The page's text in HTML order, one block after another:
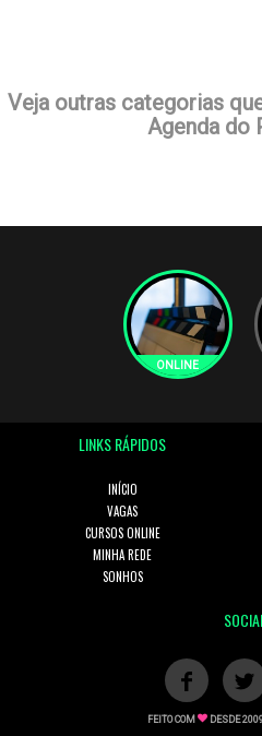
Veja outras categorias
Agenda do
LINKS RÁPIDOS
INÍCIO
VAGAS
CURSOS ONLINE
MINHA REDE
SONHOS
FEITO COM DESDE